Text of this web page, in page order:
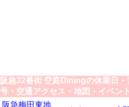
阪急32番街 空庭Diningの休業日
号・交通アクセス・地図・イベン
阪急梅田東地